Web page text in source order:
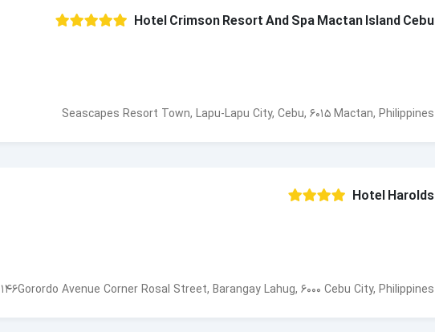
Hotel Crimson Resort And Spa Mactan Island Cebu
Seascapes Resort Town, Lapu-Lapu City, Cebu, 6015 Mactan, Philippines
Hotel Harolds
146Gorordo Avenue Corner Rosal Street, Barangay Lahug, 6000 Cebu City, Philippines